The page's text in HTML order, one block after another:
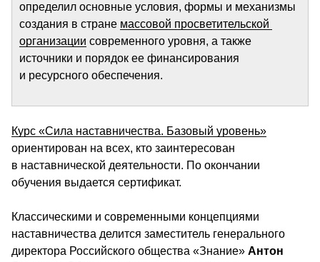
определил основные условия, формы и механизмы
создания в стране массовой просветительской
организации современного уровня, а также
источники и порядок ее финансирования
и ресурсного обеспечения.
Курс «Сила наставничества. Базовый уровень»
ориентирован на всех, кто заинтересован
в наставнической деятельности. По окончании
обучения выдается сертификат.
Классическими и современными концепциями
наставничества делится заместитель генерального
директора Российского общества «Знание» Антон